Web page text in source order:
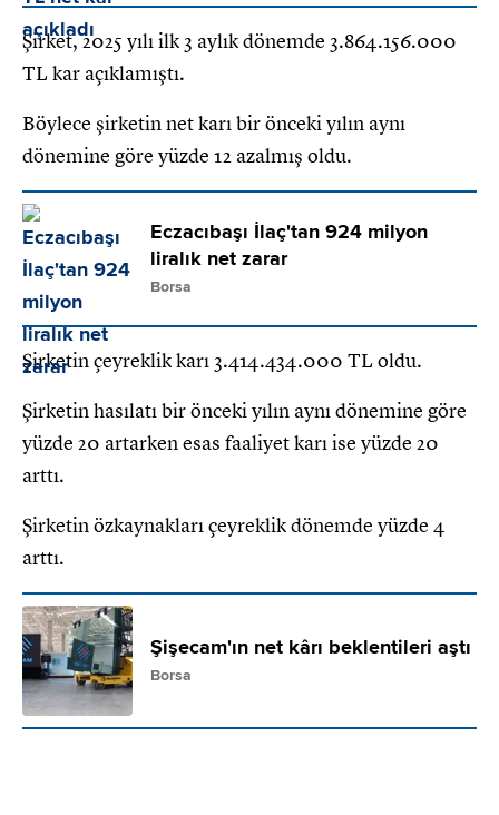
Şirket, 2025 yılı ilk 3 aylık dönemde 3.864.156.000
TL kar açıklamıştı.
Böylece şirketin net karı bir önceki yılın aynı
dönemine göre yüzde 12 azalmış oldu.
Eczacıbaşı İlaç'tan 924 milyon
liralık net zarar
Borsa
Şirketin çeyreklik karı 3.414.434.000 TL oldu.
Şirketin hasılatı bir önceki yılın aynı dönemine göre
yüzde 20 artarken esas faaliyet karı ise yüzde 20
arttı.
Şirketin özkaynakları çeyreklik dönemde yüzde 4
arttı.
Şişecam'ın net kârı beklentileri aştı
Borsa